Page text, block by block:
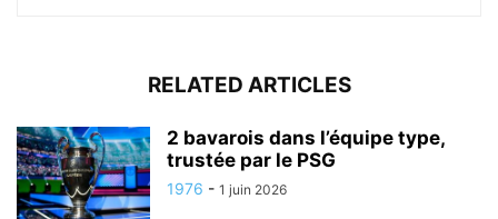
RELATED ARTICLES
2 bavarois dans l’équipe type,
trustée par le PSG
1976 - 1 juin 2026